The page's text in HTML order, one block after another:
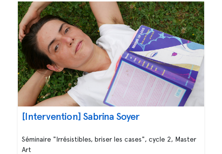
[Intervention] Sabrina Soyer
Séminaire "Irrésistibles, briser les cases", cycle 2, Master
Art